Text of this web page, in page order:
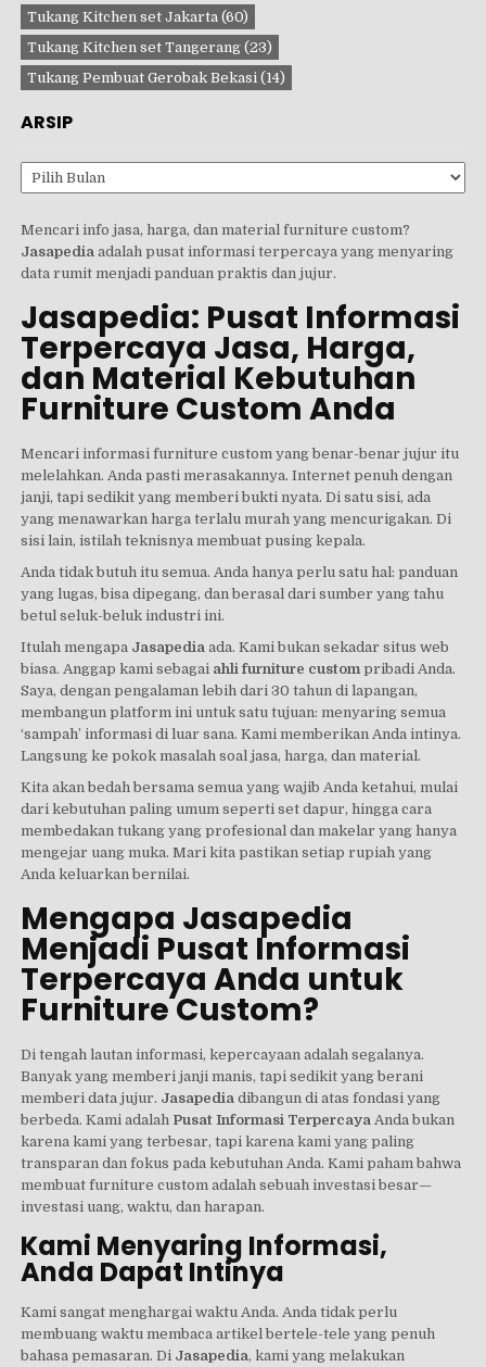
Tukang Kitchen set Jakarta (60)
Tukang Kitchen set Tangerang (23)
Tukang Pembuat Gerobak Bekasi (14)
ARSIP
Arsip
Mencari info jasa, harga, dan material furniture custom?
Jasapedia adalah pusat informasi terpercaya yang menyaring
data rumit menjadi panduan praktis dan jujur.
Jasapedia: Pusat Informasi
Terpercaya Jasa, Harga,
dan Material Kebutuhan
Furniture Custom Anda
Mencari informasi furniture custom yang benar-benar jujur itu
melelahkan. Anda pasti merasakannya. Internet penuh dengan
janji, tapi sedikit yang memberi bukti nyata. Di satu sisi, ada
yang menawarkan harga terlalu murah yang mencurigakan. Di
sisi lain, istilah teknisnya membuat pusing kepala.
Anda tidak butuh itu semua. Anda hanya perlu satu hal: panduan
yang lugas, bisa dipegang, dan berasal dari sumber yang tahu
betul seluk-beluk industri ini.
Itulah mengapa Jasapedia ada. Kami bukan sekadar situs web
biasa. Anggap kami sebagai ahli furniture custompribadi Anda.
Saya, dengan pengalaman lebih dari 30 tahun di lapangan,
membangun platform ini untuk satu tujuan: menyaring semua
‘sampah’ informasi di luar sana. Kami memberikan Anda intinya.
Langsung ke pokok masalah soal jasa, harga, dan material.
Kita akan bedah bersama semua yang wajib Anda ketahui, mulai
dari kebutuhan paling umum seperti set dapur, hingga cara
membedakan tukang yang profesional dan makelar yang hanya
mengejar uang muka. Mari kita pastikan setiap rupiah yang
Anda keluarkan bernilai.
Mengapa Jasapedia
Menjadi Pusat Informasi
Terpercaya Anda untuk
Furniture Custom?
Di tengah lautan informasi, kepercayaan adalah segalanya.
Banyak yang memberi janji manis, tapi sedikit yang berani
memberi data jujur. Jasapedia dibangun di atas fondasi yang
berbeda. Kami adalah Pusat Informasi Terpercaya Anda bukan
karena kami yang terbesar, tapi karena kami yang paling
transparan dan fokus pada kebutuhan Anda. Kami paham bahwa
membuat furniture custom adalah sebuah investasi besar—
investasi uang, waktu, dan harapan.
Kami Menyaring Informasi,
Anda Dapat Intinya
Kami sangat menghargai waktu Anda. Anda tidak perlu
membuang waktu membaca artikel bertele-tele yang penuh
bahasa pemasaran. Di Jasapedia, kami yang melakukan